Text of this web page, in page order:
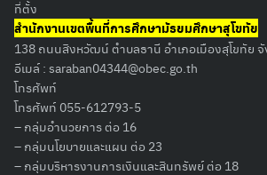
ที่ตั้ง
สำนักงานเขตพื้นที่การศึกษามัธยมศึกษาสุโขทัย
138 ถนนสิงหวัฒน์ ตำบลธานี อำเภอเมืองสุโขทัย จั
อีเมล์ : saraban04344@obec.go.th
โทรศัพท์
โทรศัพท์ 055-612793-5
– กลุ่มอำนวยการ ต่อ 16
– กลุ่มนโยบายและแผน ต่อ 23
– กลุ่มบริหารงานการเงินและสินทรัพย์ ต่อ 18